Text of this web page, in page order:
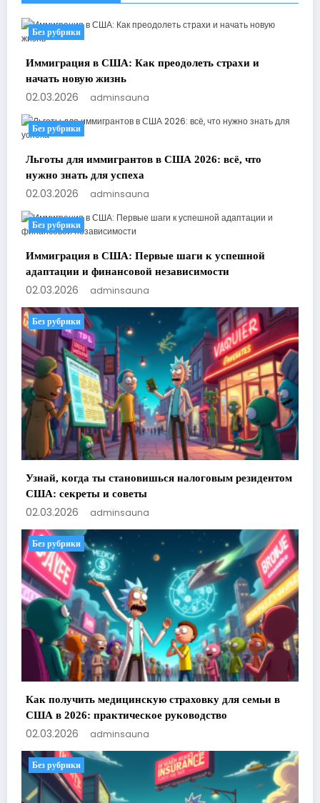
Без рубрики
Иммиграция в США: Как преодолеть страхи и
начать новую жизнь
02.03.2026 adminsauna
Без рубрики
Льготы для иммигрантов в США 2026: всё, что
нужно знать для успеха
02.03.2026 adminsauna
Без рубрики
Иммиграция в США: Первые шаги к успешной
адаптации и финансовой независимости
02.03.2026 adminsauna
Без рубрики
Узнай, когда ты становишься налоговым резидентом
США: секреты и советы
02.03.2026 adminsauna
Без рубрики
Как получить медицинскую страховку для семьи в
США в 2026: практическое руководство
02.03.2026 adminsauna
Без рубрики